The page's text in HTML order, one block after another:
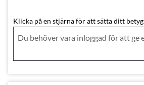
Klicka på en stjärna för att sätta ditt betyg